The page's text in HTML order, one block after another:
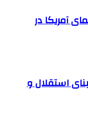
آمریکا در
استقلال و